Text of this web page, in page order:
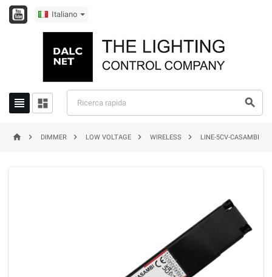
Italiano
  
  DIMMER  LOW VOLTAGE  WIRELESS  LINE-5CV-CASAMBI